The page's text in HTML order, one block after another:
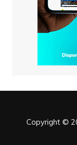
Copyright ©